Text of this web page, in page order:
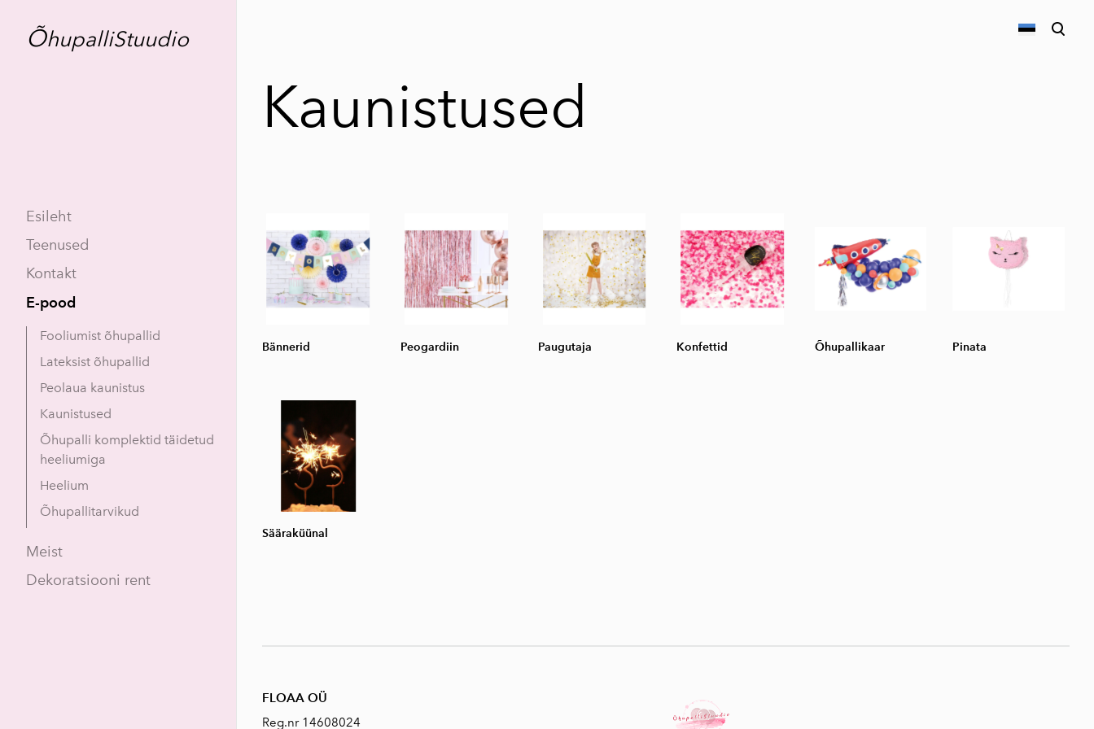
ÕhupalliStuudio
Esileht
Teenused
Kontakt
E-pood
Fooliumist õhupallid
Lateksist õhupallid
Peolaua kaunistus
Kaunistused
Õhupalli komplektid täidetud
heeliumiga
Heelium
Õhupallitarvikud
Meist
Dekoratsiooni rent
Kaunistused
Bännerid Peogardiin Paugutaja Konfettid Õhupallikaar Pinata
Sääraküünal
FLOAA OÜ
Reg.nr 14608024